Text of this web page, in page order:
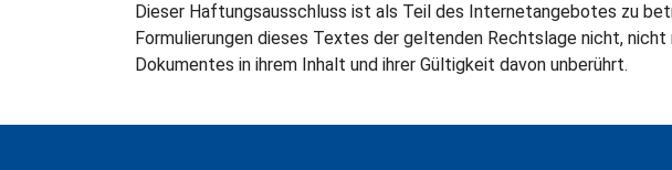
Dieser Haftungsausschluss ist als Teil des Internetangebotes zu
Formulierungen dieses Textes der geltenden Rechtslage nicht,
Dokumentes in ihrem Inhalt und ihrer Gültigkeit davon unberührt.